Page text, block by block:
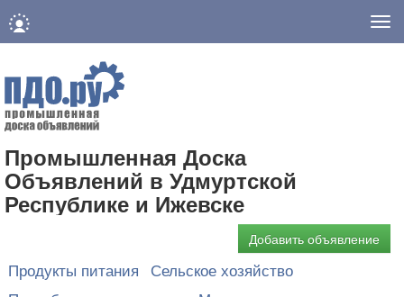
Промышленная Доска
Объявлений в Удмуртской
Республике и Ижевске
Добавить объявление
Продукты питания Сельское хозяйство